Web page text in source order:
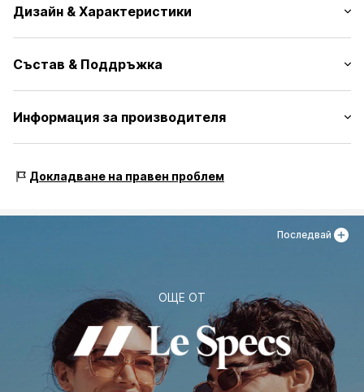
Дизайн & Характеристики
С възглавнички за нос
UV защита
№ на артикул LES0202001000001
Състав & Поддръжка
Материал: Пластмаса
Информация за производителя
83684 Tegernsee
info@treedistribution.com
Докладване на правен проблем
ОЩЕ ОТ
Последвай